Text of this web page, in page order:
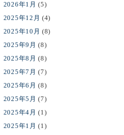
2026年1月 (5)
2025年12月 (4)
2025年10月 (8)
2025年9月 (8)
2025年8月 (8)
2025年7月 (7)
2025年6月 (8)
2025年5月 (7)
2025年4月 (1)
2025年1月 (1)